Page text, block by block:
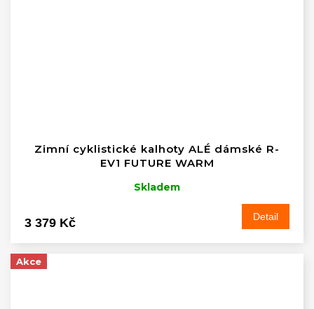
Zimní cyklistické kalhoty ALÉ dámské R-
EV1 FUTURE WARM
Skladem
3 379 Kč Detail
Akce